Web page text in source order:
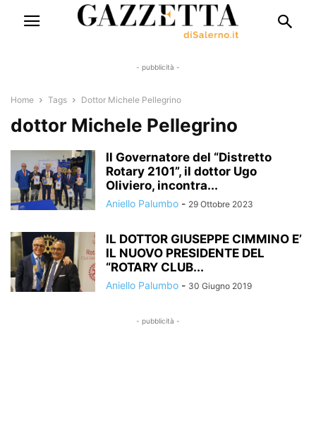
- pubblicità -
Home Tags Dottor Michele Pellegrino
dottor Michele Pellegrino
Il Governatore del “Distretto
Rotary 2101”, il dottor Ugo
Oliviero, incontra...
Aniello Palumbo - 29 Ottobre 2023
IL DOTTOR GIUSEPPE CIMMINO E’
IL NUOVO PRESIDENTE DEL
“ROTARY CLUB...
Aniello Palumbo - 30 Giugno 2019
- pubblicità -